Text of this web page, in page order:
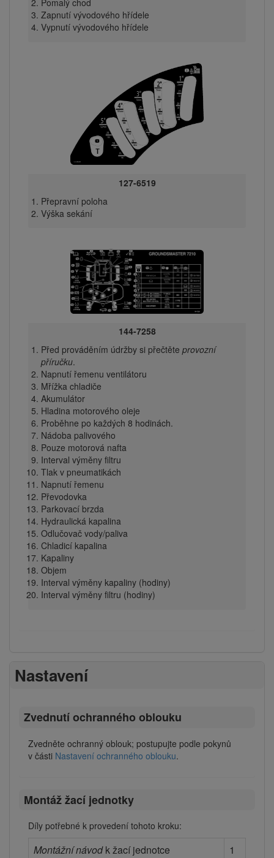
Pomalý chod
Zapnutí vývodového hřídele
Vypnutí vývodového hřídele
127-6519
Přepravní poloha
Výška sekání
144-7258
Před prováděním údržby si přečtěte provozní
příručku.
Napnutí řemenu ventilátoru
Mřížka chladiče
Akumulátor
Hladina motorového oleje
Proběhne po každých 8 hodinách.
Nádoba palivového
Pouze motorová nafta
Interval výměny filtru
Tlak v pneumatikách
Napnutí řemenu
Převodovka
Parkovací brzda
Hydraulická kapalina
Odlučovač vody/paliva
Chladicí kapalina
Kapaliny
Objem
Interval výměny kapaliny (hodiny)
Interval výměny filtru (hodiny)
Nastavení
Zvednutí ochranného oblouku
Zvedněte ochranný oblouk; postupujte podle pokynů
v části Nastavení ochranného oblouku.
Montáž žací jednotky
Díly potřebné k provedení tohoto kroku:
Montážní návodk žací jednotce 1